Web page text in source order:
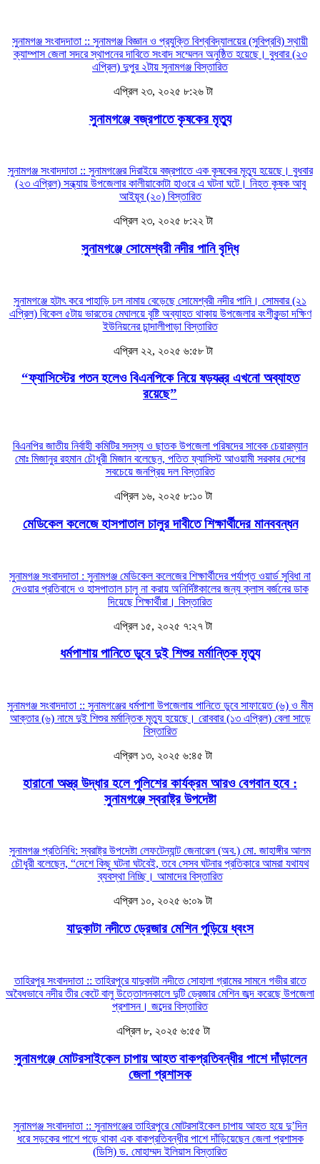
সুনামগঞ্জ সংবাদদাতা :: সুনামগঞ্জ বিজ্ঞান ও প্রযুক্তি বিশ্ববিদ্যালয়ের (সুবিপ্রবি) স্থায়ী
ক্যাম্পাস জেলা সদরে স্থাপনের দাবিতে সংবাদ সম্মেলন অনুষ্ঠিত হয়েছে। বুধবার (২৩
এপ্রিল) দুপুর ২টায় সুনামগঞ্জ বিস্তারিত
এপ্রিল ২৩, ২০২৫ ৮:২৬ টা
সুনামগঞ্জে বজ্রপাতে কৃষকের মৃত্যু
সুনামগঞ্জ সংবাদদাতা :: সুনামগঞ্জের দিরাইয়ে বজ্রপাতে এক কৃষকের মৃত্যু হয়েছে। বুধবার
(২৩ এপ্রিল) সন্ধ্যায় উপজেলার কালীয়াকোটা হাওরে এ ঘটনা ঘটে। নিহত কৃষক আবু
আইয়ূব (২০) বিস্তারিত
এপ্রিল ২৩, ২০২৫ ৮:২২ টা
সুনামগঞ্জে সোমেশ্বরী নদীর পানি বৃদ্ধি
সুনামগঞ্জে হটাৎ করে পাহাড়ি ঢল নামায় বেড়েছে সোমেশ্বরী নদীর পানি। সোমবার (২১
এপ্রিল) বিকেল ৫টায় ভারতের মেঘালয়ে বৃষ্টি অব্যাহত থাকায় উপজেলার বংশীকুন্ডা দক্ষিণ
ইউনিয়নের চান্দালীপাড়া বিস্তারিত
এপ্রিল ২২, ২০২৫ ৬:৫৮ টা
“ফ্যাসিস্টের পতন হলেও বিএনপিকে নিয়ে ষড়যন্ত্র এখনো অব্যাহত
রয়েছে”
বিএনপির জাতীয় নির্বাহী কমিটির সদস্য ও ছাতক উপজেলা পরিষদের সাবেক চেয়ারম্যান
মোঃ মিজানুর রহমান চৌধুরী মিজান বলেছেন, পতিত ফ্যাসিস্ট আওয়ামী সরকার দেশের
সবচেয়ে জনপ্রিয় দলবিস্তারিত
এপ্রিল ১৬, ২০২৫ ৮:১০ টা
মেডিকেল কলেজে হাসপাতাল চালুর দাবীতে শিক্ষার্থীদের মানববন্ধন
সুনামগঞ্জ সংবাদদাতা : সুনামগঞ্জ মেডিকেল কলেজের শিক্ষার্থীদের পর্যাপ্ত ওয়ার্ড সুবিধা না
দেওয়ার প্রতিবাদে ও হাসপাতাল চালু না করায় অনির্দিষ্টকালের জন্য ক্লাস বর্জনের ডাক
দিয়েছে শিক্ষার্থীরা। বিস্তারিত
এপ্রিল ১৫, ২০২৫ ৭:২৭ টা
ধর্মপাশায় পানিতে ডুবে দুই শিশুর মর্মান্তিক মৃত্যু
সুনামগঞ্জ সংবাদদাতা :: সুনামগঞ্জের ধর্মপাশা উপজেলায় পানিতে ডুবে সাফায়েত (৬) ও মীম
আক্তার (৬) নামে দুই শিশুর মর্মান্তিক মৃত্যু হয়েছে। রোববার (১৩ এপ্রিল) বেলা সাড়ে
বিস্তারিত
এপ্রিল ১৩, ২০২৫ ৬:৪৫ টা
হারানো অস্ত্র উদ্ধার হলে পুলিশের কার্যক্রম আরও বেগবান হবে :
সুনামগঞ্জে স্বরাষ্ট্র উপদেষ্টা
সুনামগঞ্জ প্রতিনিধি: স্বরাষ্ট্র উপদেষ্টা লেফটেন্যান্ট জেনারেল (অব.) মো. জাহাঙ্গীর আলম
চৌধুরী বলেছেন, “দেশে কিছু ঘটনা ঘটবেই, তবে সেসব ঘটনার প্রতিকারে আমরা যথাযথ
ব্যবস্থা নিচ্ছি। আমাদেরবিস্তারিত
এপ্রিল ১০, ২০২৫ ৬:০৯ টা
যাদুকাটা নদীতে ড্রেজার মেশিন পুড়িয়ে ধ্বংস
তাহিরপুর সংবাদদাতা :: তাহিরপুরে যাদুকাটা নদীতে সোহালা গ্রামের সামনে গভীর রাতে
অবৈধভাবে নদীর তীর কেটে বালু উত্তোলনকালে দুটি ড্রেজার মেশিন জব্দ করেছে উপজেলা
প্রশাসন। জব্দেরবিস্তারিত
এপ্রিল ৮, ২০২৫ ৬:৫৫ টা
সুনামগঞ্জে মোটরসাইকেল চাপায় আহত বাকপ্রতিবন্ধীর পাশে দাঁড়ালেন
জেলা প্রশাসক
সুনামগঞ্জ সংবাদদাতা :: সুনামগঞ্জের তাহিরপুরে মোটরসাইকেল চাপায় আহত হয়ে দু’দিন
ধরে সড়কের পাশে পড়ে থাকা এক বাকপ্রতিবন্ধীর পাশে দাঁড়িয়েছেন জেলা প্রশাসক
(ডিসি) ড. মোহাম্মদ ইলিয়াসবিস্তারিত